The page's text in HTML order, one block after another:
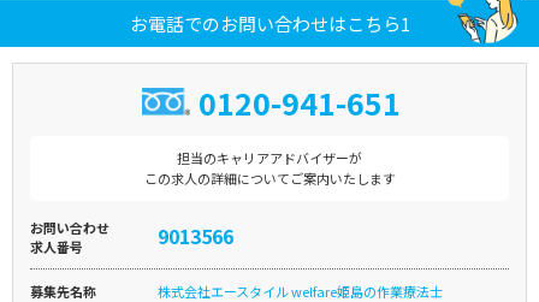
お電話でのお問い合わせはこちら1
0120-941-651
担当のキャリアアドバイザーが
この求人の詳細についてご案内いたします
お問い合わせ
求人番号
9013566
募集先名称 株式会社エースタイル welfare姫島の作業療法士